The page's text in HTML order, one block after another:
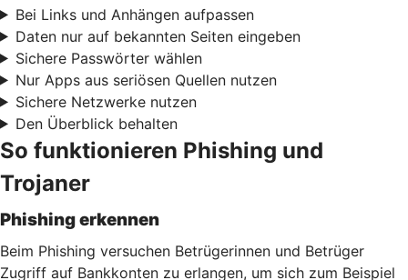
Bei Links und Anhängen aufpassen
Daten nur auf bekannten Seiten eingeben
Sichere Passwörter wählen
Nur Apps aus seriösen Quellen nutzen
Sichere Netzwerke nutzen
Den Überblick behalten
So funktionieren Phishing und
Trojaner
Phishing erkennen
Beim Phishing versuchen Betrügerinnen und Betrüger
Zugriff auf Bankkonten zu erlangen, um sich zum Beispiel